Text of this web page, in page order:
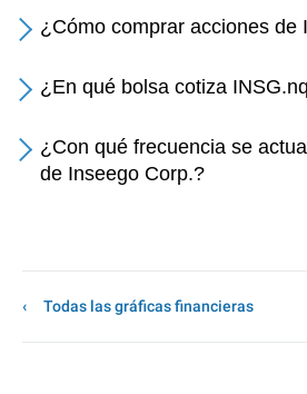
¿Cómo comprar acciones de
¿En qué bolsa cotiza
¿Con qué frecuencia se
de Inseego Corp.?
Todas las gráficas financieras